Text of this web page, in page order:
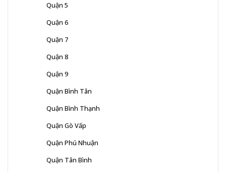
Quận 5
Quận 6
Quận 7
Quận 8
Quận 9
Quận Bình Tân
Quận Bình Thạnh
Quận Gò Vấp
Quận Phú Nhuận
Quận Tân Bình